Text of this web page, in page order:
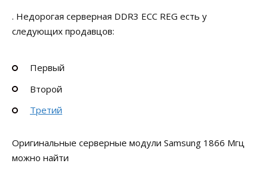
. Недорогая серверная DDR3 ECC REG есть у
следующих продавцов:
Первый
Второй
Третий
Оригинальные серверные модули Samsung 1866 Мгц
можно найти